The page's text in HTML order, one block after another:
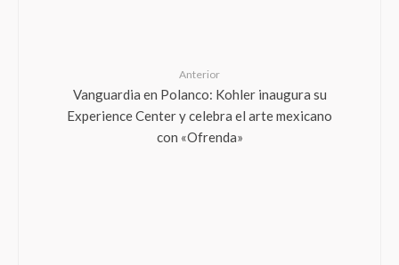
Anterior
Vanguardia en Polanco: Kohler inaugura su
Experience Center y celebra el arte mexicano
con «Ofrenda»